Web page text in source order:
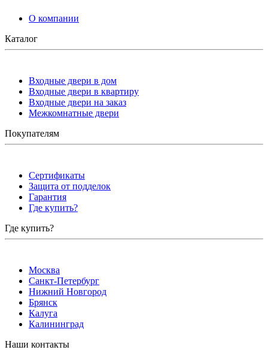
О компании
Каталог
Входные двери в дом
Входные двери в квартиру
Входные двери на заказ
Межкомнатные двери
Покупателям
Сертификаты
Защита от подделок
Гарантия
Где купить?
Где купить?
Москва
Санкт-Петербург
Нижний Новгород
Брянск
Калуга
Калининград
Наши контакты